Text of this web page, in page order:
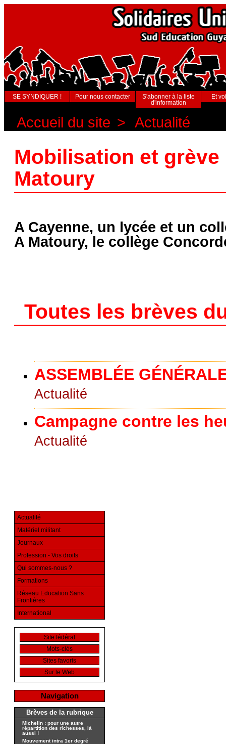
SE SYNDIQUER ! Pour nous contacter
S'abonner à la liste
d'information
Et
Accueil du site > Actualité
Mobilisation et grève
Matoury
A Cayenne, un lycée et un
A Matoury, le collège
Toutes les brèves
ASSEMBLÉE
Actualité
Campagne contre les
Actualité
Actualité
Matériel militant
Journaux
Profession - Vos droits
Qui sommes-nous ?
Formations
Réseau Education Sans
Frontières
International
Site fédéral
Mots-clés
Sites favoris
Sur le Web
Navigation
Brèves de la rubrique
Michelin : pour une autre
répartition des richesses, là
aussi !
Mouvement intra 1er degré